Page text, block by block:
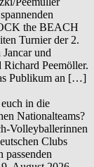
the BEACH
Turnier der 2.
und
Peemöller.
Publikum an […]
in die
Nationalteams?
Volleyballerinnen
Clubs
passenden